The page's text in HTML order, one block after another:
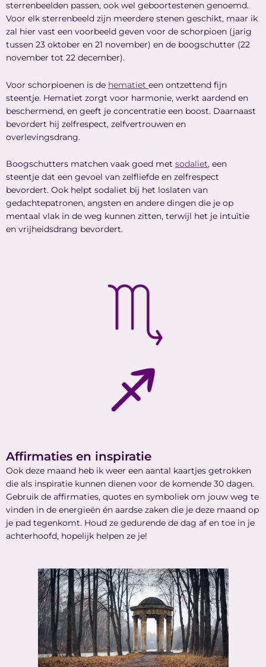
sterrenbeelden passen, ook wel geboortestenen genoemd.
Voor elk sterrenbeeld zijn meerdere stenen geschikt, maar ik
zal hier vast een voorbeeld geven voor de schorpioen (jarig
tussen 23 oktober en 21 november) en de boogschutter (22
november tot 22 december).
Voor schorpioenen is de hematiet een ontzettend fijn
steentje. Hematiet zorgt voor harmonie, werkt aardend en
beschermend, en geeft je concentratie een boost. Daarnaast
bevordert hij zelfrespect, zelfvertrouwen en
overlevingsdrang.
Boogschutters matchen vaak goed met sodaliet, een
steentje dat een gevoel van zelfliefde en zelfrespect
bevordert. Ook helpt sodaliet bij het loslaten van
gedachtepatronen, angsten en andere dingen die je op
mentaal vlak in de weg kunnen zitten, terwijl het je intuïtie
en vrijheidsdrang bevordert.
Affirmaties en inspiratie
Ook deze maand heb ik weer een aantal kaartjes getrokken
die als inspiratie kunnen dienen voor de komende 30 dagen.
Gebruik de affirmaties, quotes en symboliek om jouw weg te
vinden in de energieën én aardse zaken die je deze maand op
je pad tegenkomt. Houd ze gedurende de dag af en toe in je
achterhoofd, hopelijk helpen ze je!